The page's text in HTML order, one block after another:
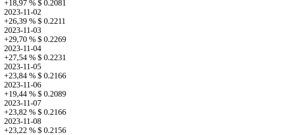
+18,97 % $ 0.2081
2023-11-02
+26,39 % $ 0.2211
2023-11-03
+29,70 % $ 0.2269
2023-11-04
+27,54 % $ 0.2231
2023-11-05
+23,84 % $ 0.2166
2023-11-06
+19,44 % $ 0.2089
2023-11-07
+23,82 % $ 0.2166
2023-11-08
+23,22 % $ 0.2156